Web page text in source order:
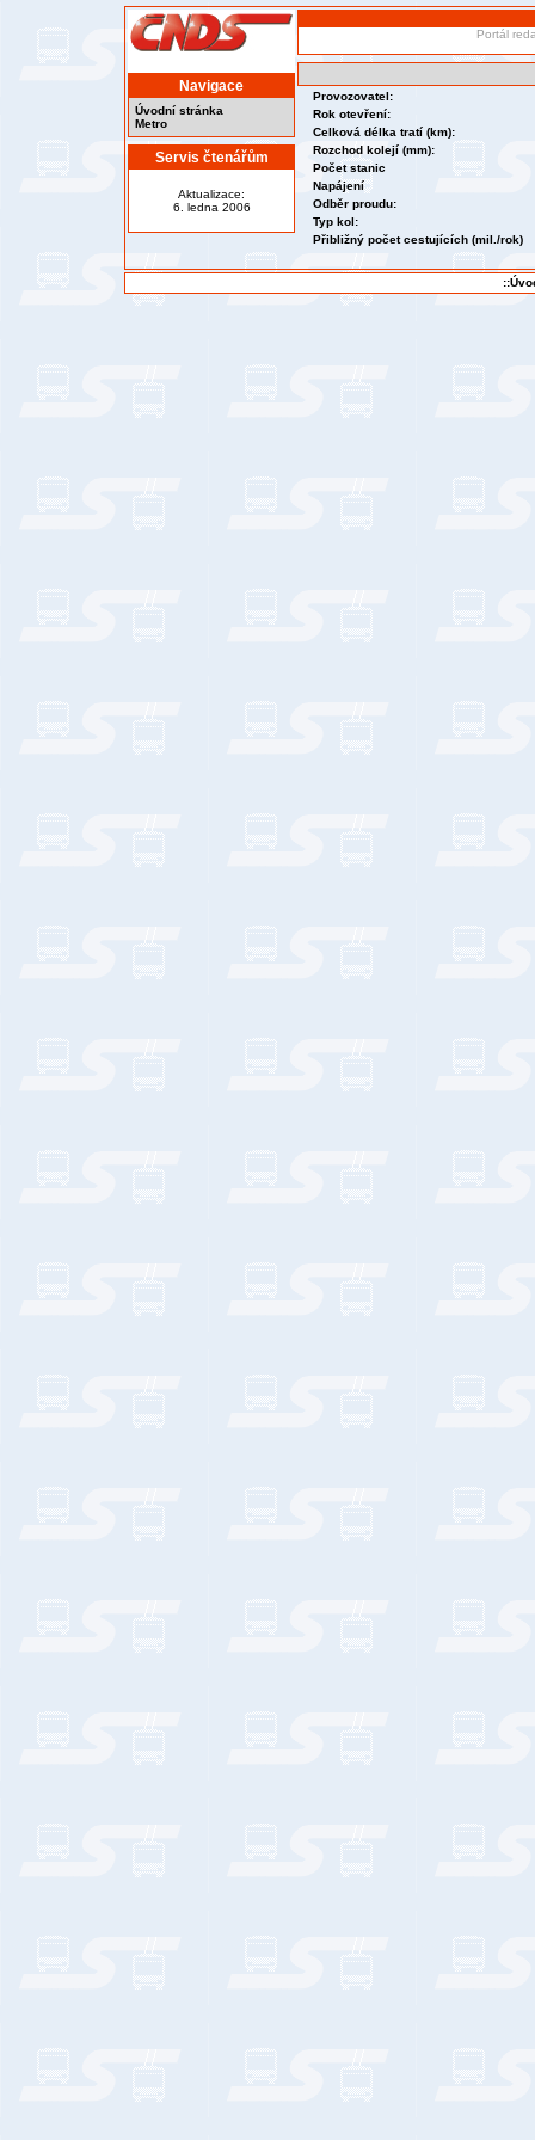
Navigace
Úvodní stránka
Metro
Servis čtenářům
Aktualizace:
6. ledna 2006
Portál
Provozovatel:
Rok otevření:
Celková délka tratí (km):
Rozchod kolejí (mm):
Počet stanic
Napájení
Odběr proudu:
Typ kol:
Přibližný počet cestujících (mil./rok)